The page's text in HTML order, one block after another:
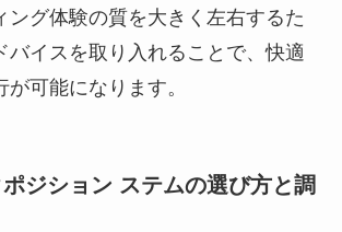
ング体験の質を大きく左右するた
バイスを取り入れることで、快適
可能になります。
ジション ステムの選び方と調